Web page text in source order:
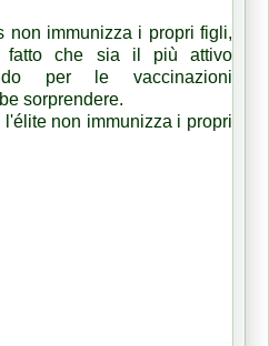
non immunizza i propri figli,
fatto che sia il più attivo
per le vaccinazioni
sorprendere.
non immunizza i propri